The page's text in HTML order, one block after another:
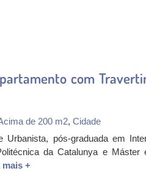
com
de 200 m2, Cidade
Urbanista, pós-graduada em
da Catalunya e Máster
mais +